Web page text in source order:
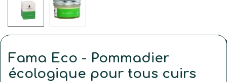
Fama Eco - Pommadier
écologique pour tous cuirs